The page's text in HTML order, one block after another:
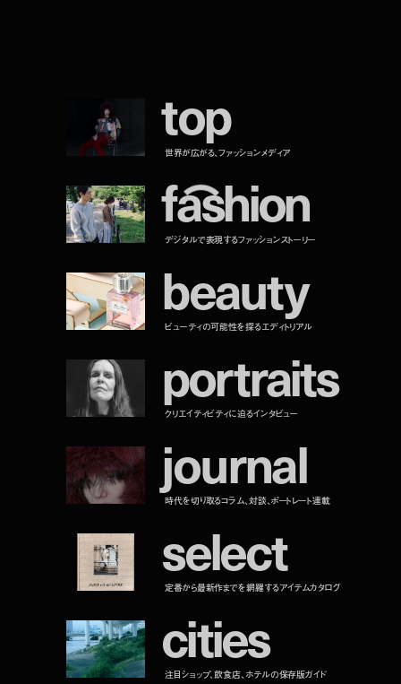
top
世界が広がる、ファッションメディア
fashion
デジタルで表現するファッションストーリー
beauty
ビューティの可能性を探るエディトリアル
portraits
クリエイティビティに迫るインタビュー
journal
時代を切り取るコラム、対談、ポートレート連載
select
定番から最新作までを網羅するアイテムカタログ
cities
注目ショップ、飲食店、ホテルの保存版ガイド